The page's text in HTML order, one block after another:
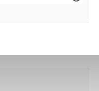
объекты по более чем